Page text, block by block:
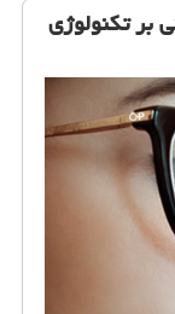
بر تکنولوژی